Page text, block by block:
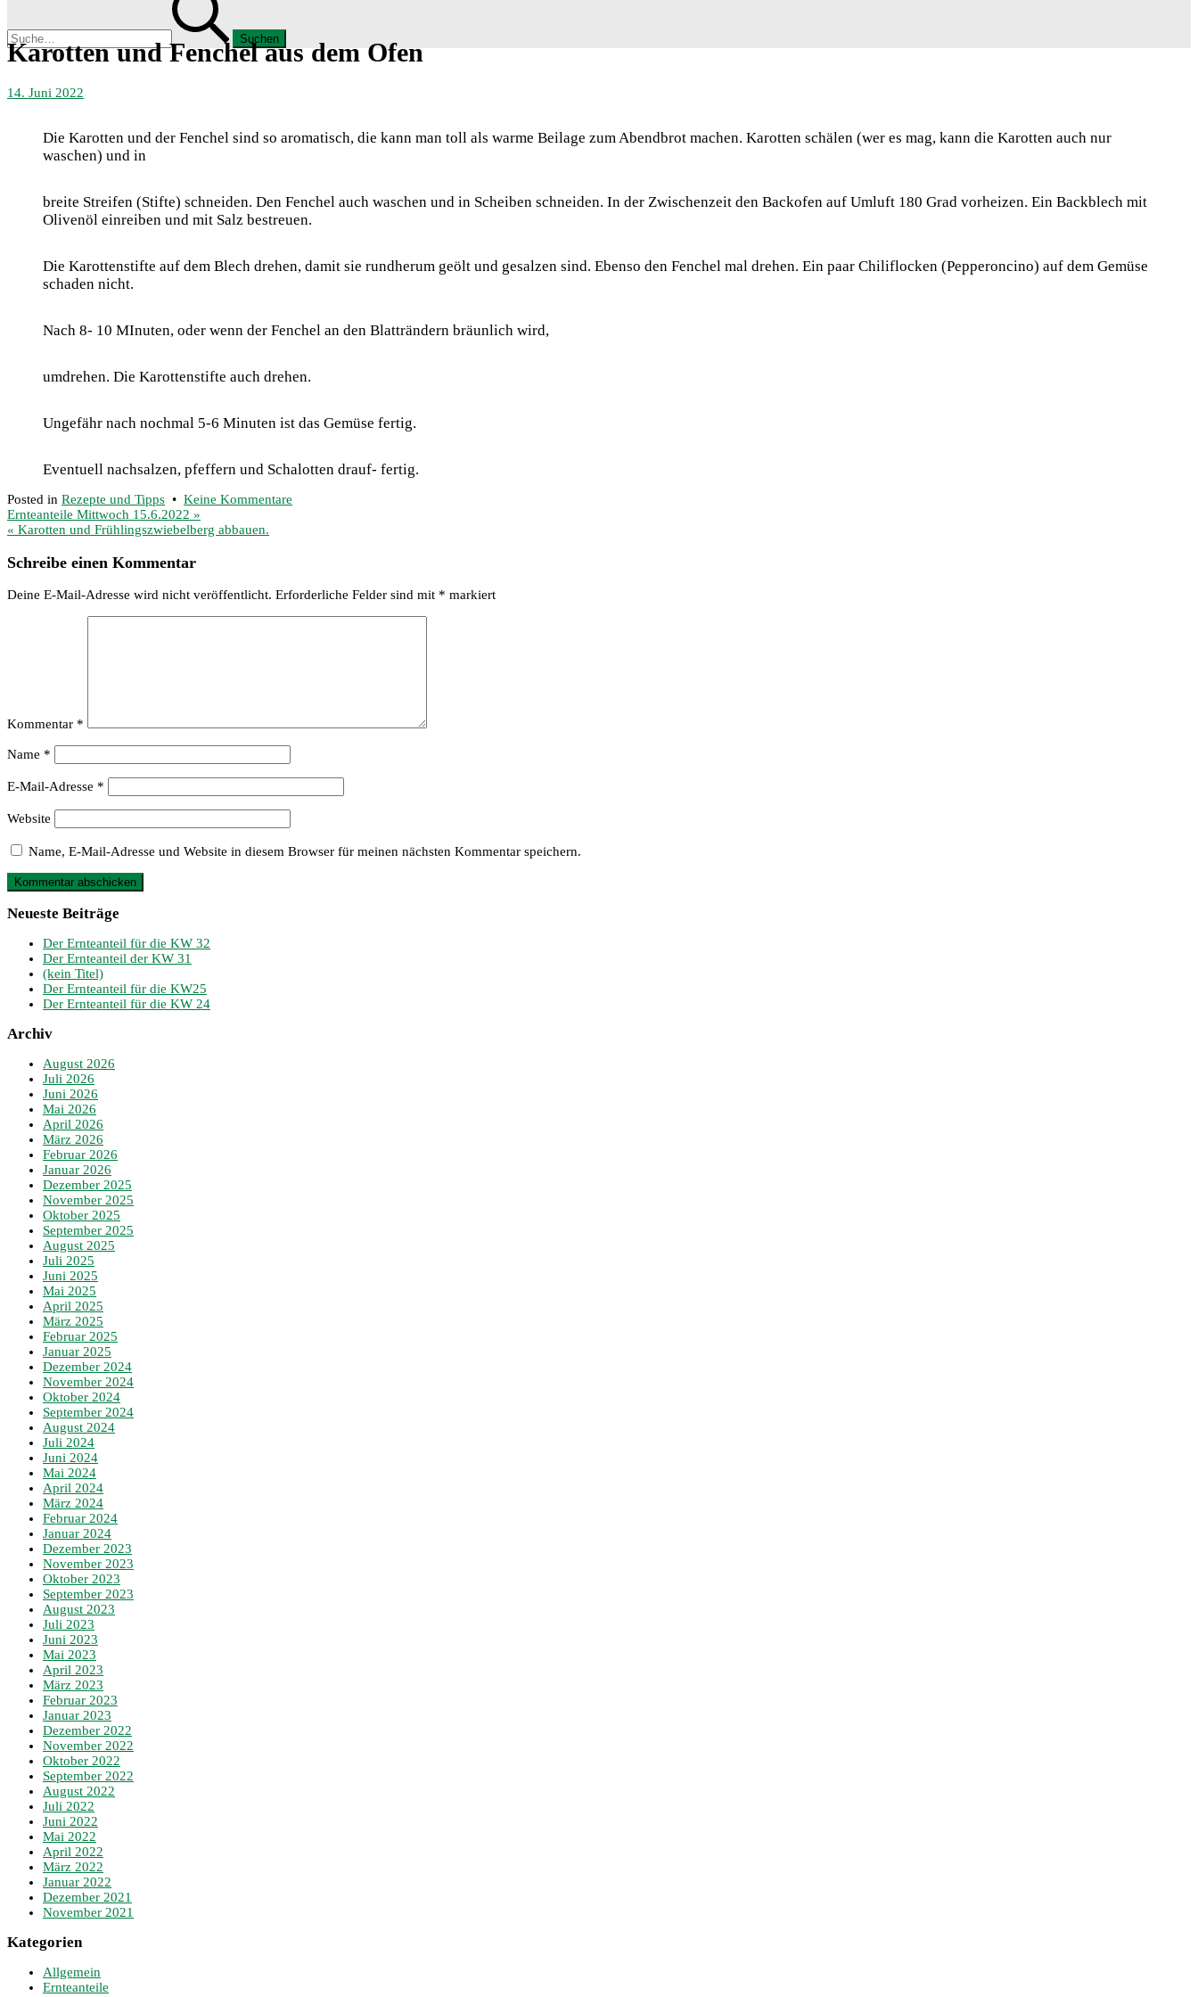
Karotten und Fenchel aus dem Ofen
14. Juni 2022
Die Karotten und der Fenchel sind so aromatisch, die kann man toll als warme Beilage zum Abendbrot machen. Karotten schälen (wer es mag, kann die Karotten auch nur
waschen) und in
breite Streifen (Stifte) schneiden. Den Fenchel auch waschen und in Scheiben schneiden. In der Zwischenzeit den Backofen auf Umluft 180 Grad vorheizen. Ein Backblech mit
Olivenöl einreiben und mit Salz bestreuen.
Die Karottenstifte auf dem Blech drehen, damit sie rundherum geölt und gesalzen sind. Ebenso den Fenchel mal drehen. Ein paar Chiliflocken (Pepperoncino) auf dem Gemüse
schaden nicht.
Nach 8- 10 MInuten, oder wenn der Fenchel an den Blatträndern bräunlich wird,
umdrehen. Die Karottenstifte auch drehen.
Ungefähr nach nochmal 5-6 Minuten ist das Gemüse fertig.
Eventuell nachsalzen, pfeffern und Schalotten drauf- fertig.
Posted in Rezepte und Tipps • Keine Kommentare
Ofen
Beitragsnavigation
Ernteanteile Mittwoch 15.6.2022 »
« Karotten und Frühlingszwiebelberg abbauen.
Schreibe einen Kommentar
Deine E-Mail-Adresse wird nicht veröffentlicht. Erforderliche Felder sind mit * markiert
Kommentar *
Name *
E-Mail-Adresse *
Website
Name, E-Mail-Adresse und Website in diesem Browser für meinen nächsten Kommentar speichern.
Neueste Beiträge
Der Ernteanteil für die KW 32
Der Ernteanteil der KW 31
(kein Titel)
Der Ernteanteil für die KW25
Der Ernteanteil für die KW 24
Archiv
August 2026
Juli 2026
Juni 2026
Mai 2026
April 2026
März 2026
Februar 2026
Januar 2026
Dezember 2025
November 2025
Oktober 2025
September 2025
August 2025
Juli 2025
Juni 2025
Mai 2025
April 2025
März 2025
Februar 2025
Januar 2025
Dezember 2024
November 2024
Oktober 2024
September 2024
August 2024
Juli 2024
Juni 2024
Mai 2024
April 2024
März 2024
Februar 2024
Januar 2024
Dezember 2023
November 2023
Oktober 2023
September 2023
August 2023
Juli 2023
Juni 2023
Mai 2023
April 2023
März 2023
Februar 2023
Januar 2023
Dezember 2022
November 2022
Oktober 2022
September 2022
August 2022
Juli 2022
Juni 2022
Mai 2022
April 2022
März 2022
Januar 2022
Dezember 2021
November 2021
Kategorien
Allgemein
Ernteanteile